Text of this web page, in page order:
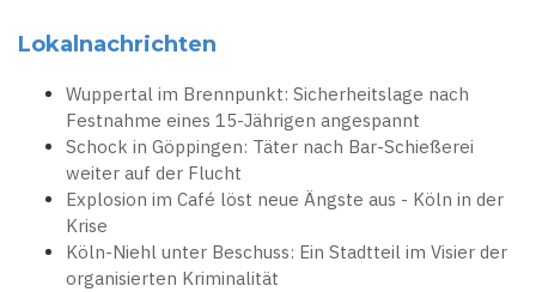
Lokalnachrichten
Wuppertal im Brennpunkt: Sicherheitslage nach
Festnahme eines 15-Jährigen angespannt
Schock in Göppingen: Täter nach Bar-Schießerei
weiter auf der Flucht
Explosion im Café löst neue Ängste aus - Köln in der
Krise
Köln-Niehl unter Beschuss: Ein Stadtteil im Visier der
organisierten Kriminalität